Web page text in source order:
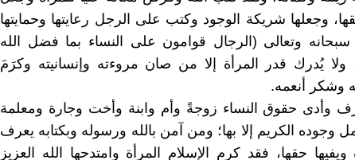
وجعلها شريكة الوجود وكتب على الرجل رعايتها وحمايتها
سبحانه وتعالى (الرجال قوامون على النساء بما فضل الله
يُدرك قدر المرأة إلا من صان مروءته وإنسانيته وكرَمَ
وشكر أنعمه.
وأدى حقوق النساء زوجةً وأم وابنة وأخت وجارة ومعلمة
وجوده الكريم إلا بها؛ ومن آمن بالله ورسوله وبكتابه يعرف
حقها، فقد كرم الإسلام المرأة وامتدحها الله العزيز